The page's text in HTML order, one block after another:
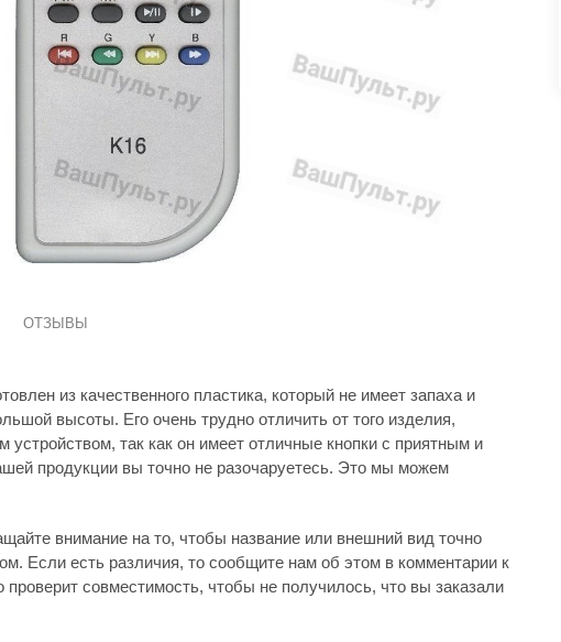
ОТЗЫВЫ
из качественного пластика, который не имеет запаха и
высоты. Его очень трудно отличить от того изделия,
устройством, так как он имеет отличные кнопки с приятным и
продукции вы точно не разочаруетесь. Это мы можем
внимание на то, чтобы название или внешний вид точно
Если есть различия, то сообщите нам об этом в комментарии к
совместимость, чтобы не получилось, что вы заказали